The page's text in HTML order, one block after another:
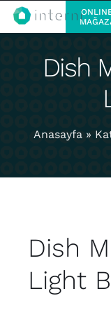
Skip
Dish
Anasayfa»
Dish
Light